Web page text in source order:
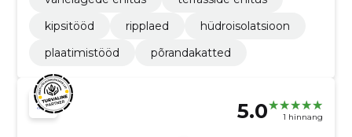
kipsitööd
ripplaed
hüdroisolatsioon
plaatimistööd
põrandakatted
5.0 1 hinnang